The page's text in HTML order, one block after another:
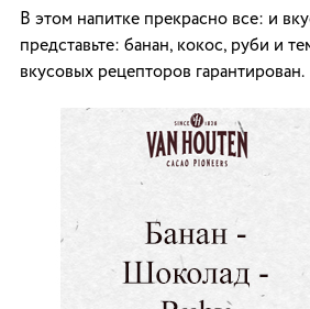
В этом напитке прекрасно все: и
представьте: банан, кокос, руби и
вкусовых рецепторов гарантирован.